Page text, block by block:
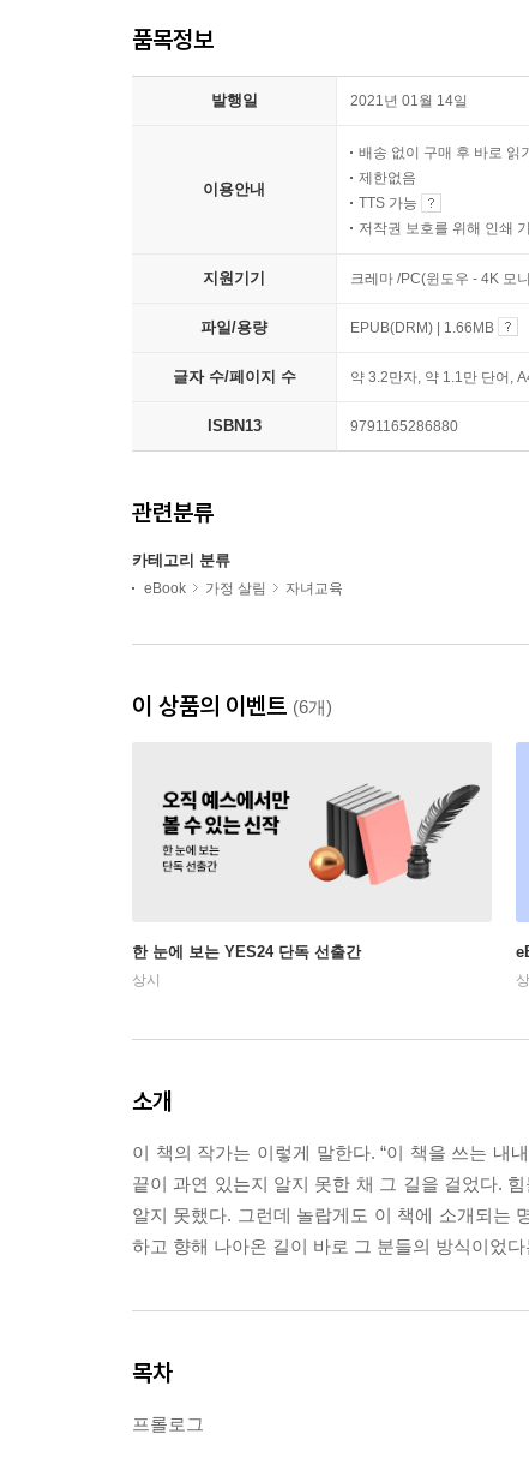
품목정보
발행일 2021년 01월 14일
이용안내
배송 없이 구매 후 바로 읽
제한없음
TTS 가능
저작권 보호를 위해 인쇄
지원기기 크레마 /PC(윈도우 - 4K 모
파일/용량 EPUB(DRM) | 1.66MB
글자 수/페이지 수 약 3.2만자, 약 1.1만 단어,
ISBN13 9791165286880
관련분류
카테고리 분류
eBook 가정 살림 자녀교육
이 상품의 이벤트 (6개)
한 눈에 보는 YES24 단독 선출간
상시
소개
이 책의 작가는 이렇게 말한다. “이 책을 쓰는 내
끝이 과연 있는지 알지 못한 채 그 길을 걸었다.
알지 못했다. 그런데 놀랍게도 이 책에 소개되는
하고 향해 나아온 길이 바로 그 분들의 방식이었
목차
프롤로그